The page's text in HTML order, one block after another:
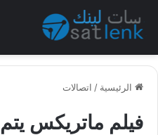
الرئيسية / اتصالات
فيلم ماتريكس